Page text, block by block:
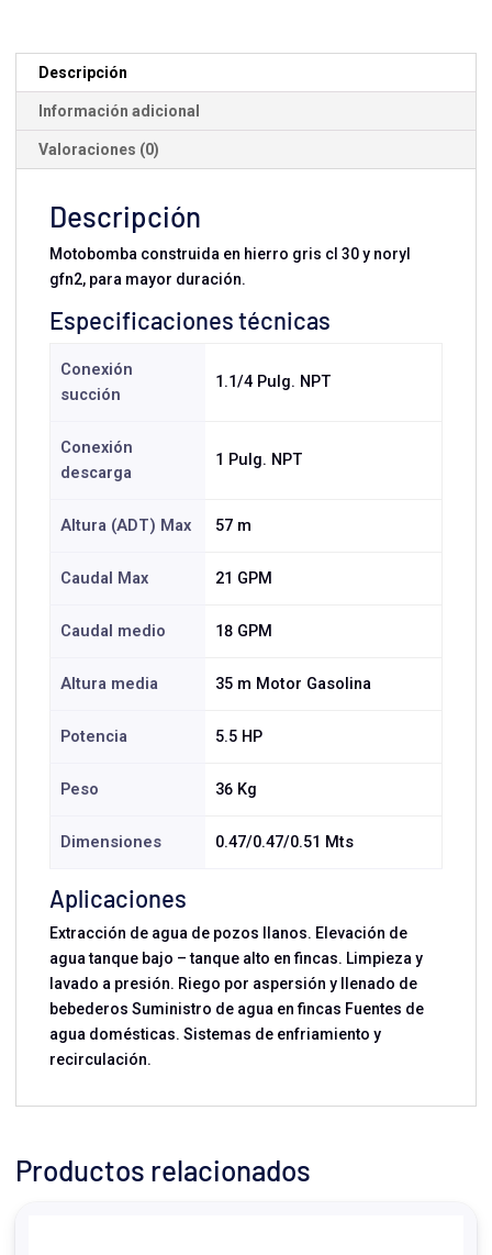
Descripción
Información adicional
Valoraciones (0)
Descripción
Motobomba construida en hierro gris cl 30 y noryl
gfn2, para mayor duración.
Especificaciones técnicas
Conexión
succión
1.1/4 Pulg. NPT
Conexión
descarga
1 Pulg. NPT
Altura (ADT) Max 57 m
Caudal Max 21 GPM
Caudal medio 18 GPM
Altura media 35 m Motor Gasolina
Potencia 5.5 HP
Peso 36 Kg
Dimensiones 0.47/0.47/0.51 Mts
Aplicaciones
Extracción de agua de pozos llanos. Elevación de
agua tanque bajo – tanque alto en fincas. Limpieza y
lavado a presión. Riego por aspersión y llenado de
bebederos Suministro de agua en fincas Fuentes de
agua domésticas. Sistemas de enfriamiento y
recirculación.
Productos relacionados